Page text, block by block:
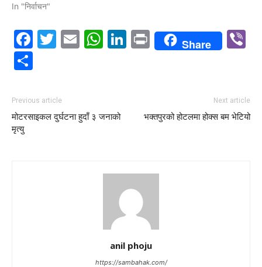
In "निर्वाचन"
Facebook
Twitter
EmailWhatsApp
LinkedIn
PrintShare
Previous article
मोटरसाइकल दुर्घटना हुदाँ ३ जनाको
मृत्यु
Next article
भक्तपुरको होटलमा होक्स बम भेटियो
anil phoju
https://sambahak.com/